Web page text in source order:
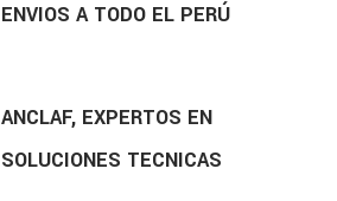
ENVIOS A TODO EL PERÚ
ANCLAF, EXPERTOS EN
SOLUCIONES TECNICAS